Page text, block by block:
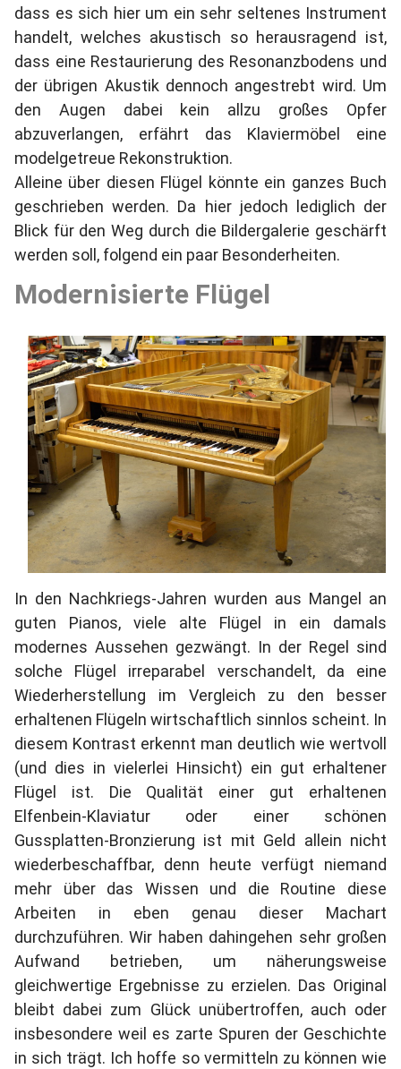
dass es sich hier um ein sehr seltenes Instrument
handelt, welches akustisch so herausragend ist,
dass eine Restaurierung des Resonanzbodens und
der übrigen Akustik dennoch angestrebt wird. Um
den Augen dabei kein allzu großes Opfer
abzuverlangen, erfährt das Klaviermöbel eine
modelgetreue Rekonstruktion.
Alleine über diesen Flügel könnte ein ganzes Buch
geschrieben werden. Da hier jedoch lediglich der
Blick für den Weg durch die Bildergalerie geschärft
werden soll, folgend ein paar Besonderheiten.
Modernisierte Flügel
In den Nachkriegs-Jahren wurden aus Mangel an
guten Pianos, viele alte Flügel in ein damals
modernes Aussehen gezwängt. In der Regel sind
solche Flügel irreparabel verschandelt, da eine
Wiederherstellung im Vergleich zu den besser
erhaltenen Flügeln wirtschaftlich sinnlos scheint. In
diesem Kontrast erkennt man deutlich wie wertvoll
(und dies in vielerlei Hinsicht) ein gut erhaltener
Flügel ist. Die Qualität einer gut erhaltenen
Elfenbein-Klaviatur oder einer schönen
Gussplatten-Bronzierung ist mit Geld allein nicht
wiederbeschaffbar, denn heute verfügt niemand
mehr über das Wissen und die Routine diese
Arbeiten in eben genau dieser Machart
durchzuführen. Wir haben dahingehen sehr großen
Aufwand betrieben, um näherungsweise
gleichwertige Ergebnisse zu erzielen. Das Original
bleibt dabei zum Glück unübertroffen, auch oder
insbesondere weil es zarte Spuren der Geschichte
in sich trägt. Ich hoffe so vermitteln zu können wie